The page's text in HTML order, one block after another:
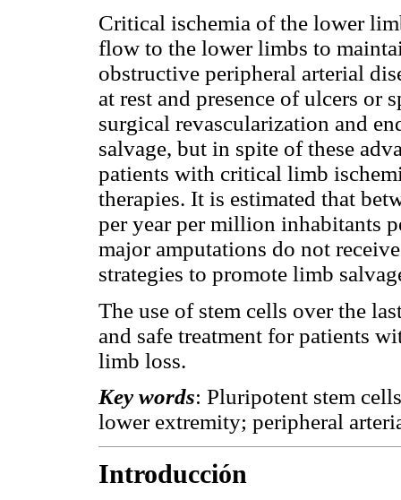
Critical ischemia of the lower
flow to the lower limbs to
obstructive peripheral arterial
at rest and presence of ulcers or
surgical revascularization and
salvage, but in spite of these
patients with critical limb
therapies. It is estimated that
per year per million inhabitants
major amputations do not
strategies to promote limb
The use of stem cells over the
and safe treatment for patients
limb loss.
Key words: Pluripotent stem
lower extremity; peripheral
Introducción